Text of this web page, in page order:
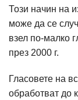
Този начин на
може да се
взел по-малко
през 2000 г.
Гласовете на
обработват до